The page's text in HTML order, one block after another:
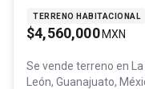
TERRENO HABITACIONAL
$4,560,000 MXN
Se vende terreno en
León, Guanajuato,